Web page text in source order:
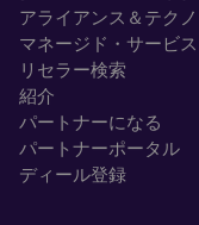
アライアンス＆テク
マネージド・サービ
リセラー検索
紹介
パートナーになる
パートナーポータル
ディール登録